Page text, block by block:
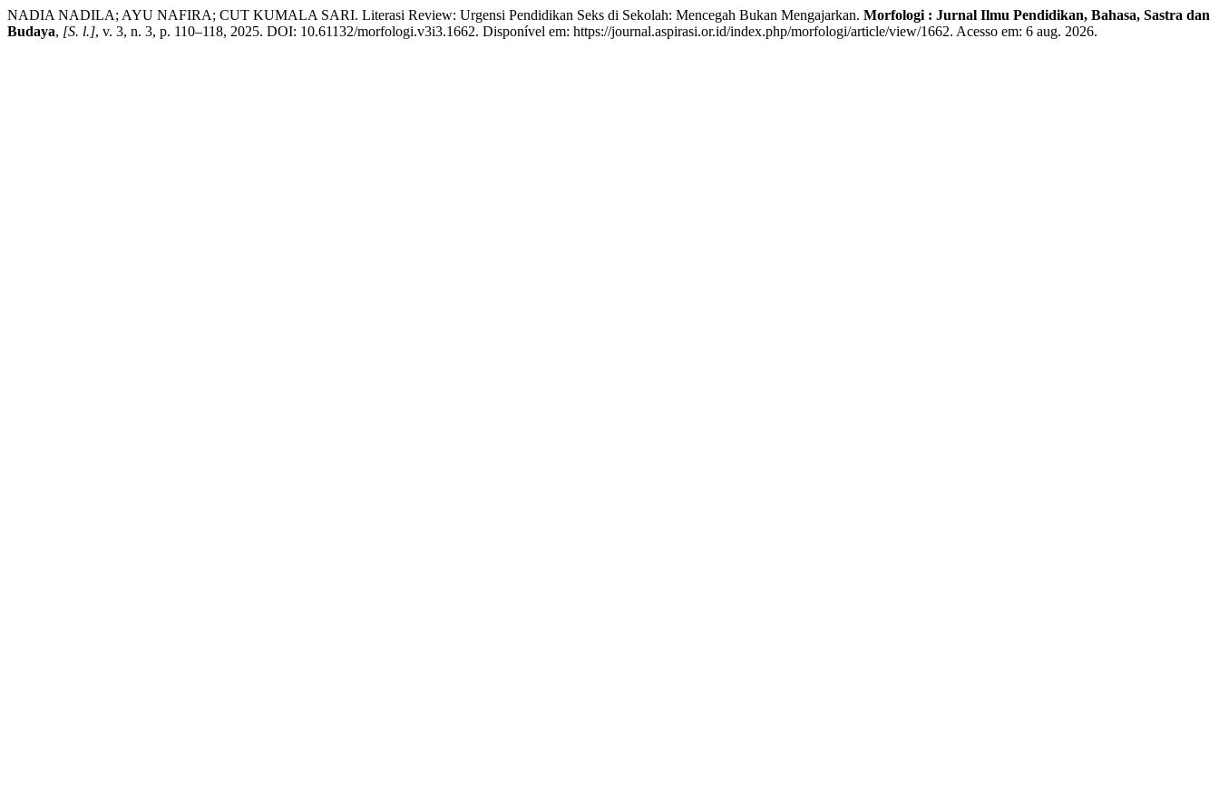
NADIA NADILA; AYU NAFIRA; CUT KUMALA SARI. Literasi Review: Urgensi Pendidikan Seks di Sekolah: Mencegah Bukan Mengajarkan. Morfologi : Jurnal Ilmu Pendidikan, Bahasa, Sastra dan
Budaya, [S. l.], v. 3, n. 3, p. 110–118, 2025. DOI: 10.61132/morfologi.v3i3.1662. Disponível em: https://journal.aspirasi.or.id/index.php/morfologi/article/view/1662. Acesso em: 6 aug. 2026.